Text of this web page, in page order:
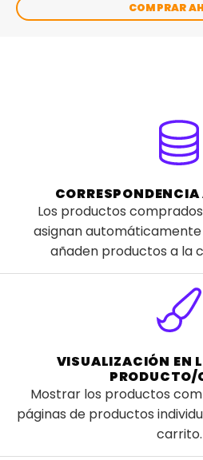
COMPRAR
Los productos
asignan
añaden productos a la
VISUALIZACIÓN EN
PRODUCTO/
Mostrar los productos
páginas de productos
carrito.